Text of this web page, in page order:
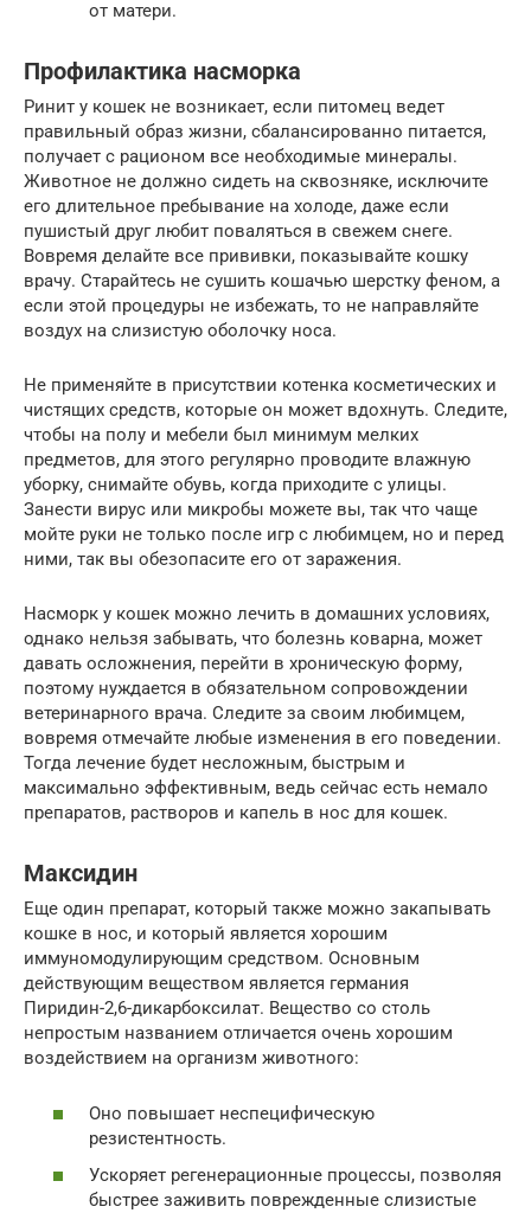
от матери.
Профилактика насморка
Ринит у кошек не возникает, если питомец ведет
правильный образ жизни, сбалансированно питается,
получает с рационом все необходимые минералы.
Животное не должно сидеть на сквозняке, исключите
его длительное пребывание на холоде, даже если
пушистый друг любит поваляться в свежем снеге.
Вовремя делайте все прививки, показывайте кошку
врачу. Старайтесь не сушить кошачью шерстку феном, а
если этой процедуры не избежать, то не направляйте
воздух на слизистую оболочку носа.
Не применяйте в присутствии котенка косметических и
чистящих средств, которые он может вдохнуть. Следите,
чтобы на полу и мебели был минимум мелких
предметов, для этого регулярно проводите влажную
уборку, снимайте обувь, когда приходите с улицы.
Занести вирус или микробы можете вы, так что чаще
мойте руки не только после игр с любимцем, но и перед
ними, так вы обезопасите его от заражения.
Насморк у кошек можно лечить в домашних условиях,
однако нельзя забывать, что болезнь коварна, может
давать осложнения, перейти в хроническую форму,
поэтому нуждается в обязательном сопровождении
ветеринарного врача. Следите за своим любимцем,
вовремя отмечайте любые изменения в его поведении.
Тогда лечение будет несложным, быстрым и
максимально эффективным, ведь сейчас есть немало
препаратов, растворов и капель в нос для кошек.
Максидин
Еще один препарат, который также можно закапывать
кошке в нос, и который является хорошим
иммуномодулирующим средством. Основным
действующим веществом является германия
Пиридин-2,6-дикарбоксилат. Вещество со столь
непростым названием отличается очень хорошим
воздействием на организм животного:
Оно повышает неспецифическую
резистентность.
Ускоряет регенерационные процессы, позволяя
быстрее заживить поврежденные слизистые